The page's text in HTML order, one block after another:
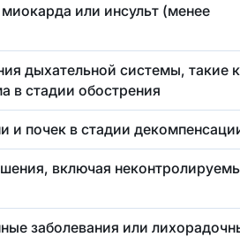
или инсульт (менее
дыхательной системы, такие
в стадии обострения
и почек в стадии
включая
заболевания или